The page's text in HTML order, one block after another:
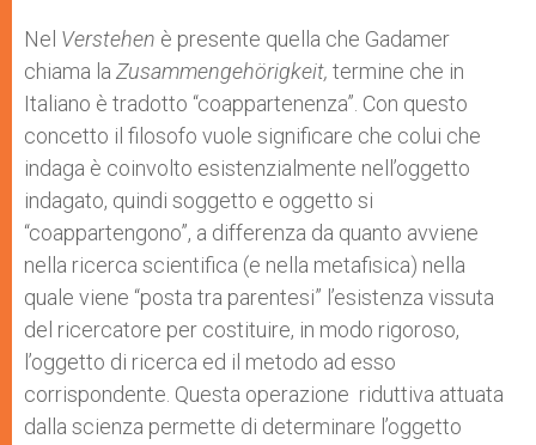
Nel Verstehen è presente quella che Gadamer
chiama la Zusammengehörigkeit, termine che in
Italiano è tradotto “coappartenenza”. Con questo
concetto il filosofo vuole significare che colui che
indaga è coinvolto esistenzialmente nell’oggetto
indagato, quindi soggetto e oggetto si
“coappartengono”, a differenza da quanto avviene
nella ricerca scientifica (e nella metafisica) nella
quale viene “posta tra parentesi” l’esistenza vissuta
del ricercatore per costituire, in modo rigoroso,
l’oggetto di ricerca ed il metodo ad esso
corrispondente. Questa operazione riduttiva attuata
dalla scienza permette di determinare l’oggetto